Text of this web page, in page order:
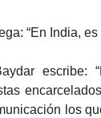
“En India,
escribe:
los